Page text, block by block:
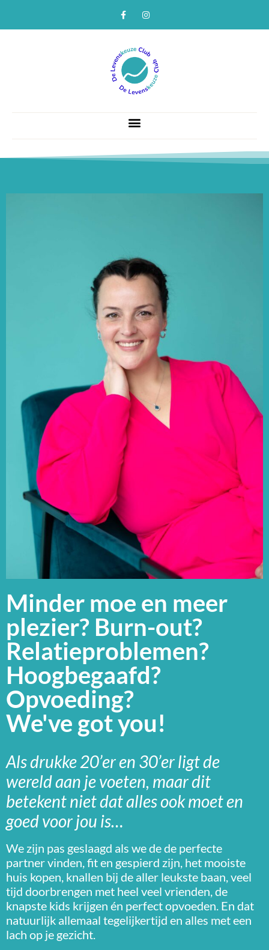
Minder moe en meer
plezier? Burn-out?
Relatieproblemen?
Hoogbegaafd?
Opvoeding?
We've got you!
Als drukke 20’er en 30’er ligt de
wereld aan je voeten, maar dit
betekent niet dat alles ook moet en
goed voor jou is…
We zijn pas geslaagd als we de de perfecte
partner vinden, fit en gespierd zijn, het mooiste
huis kopen, knallen bij de aller leukste baan, veel
tijd doorbrengen met heel veel vrienden, de
knapste kids krijgen én perfect opvoeden. En dat
natuurlijk allemaal tegelijkertijd en alles met een
lach op je gezicht.